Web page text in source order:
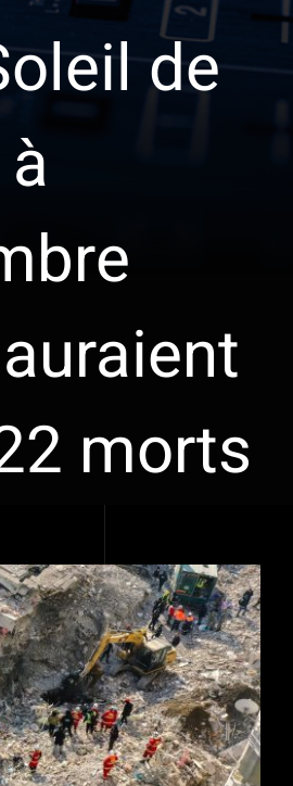
de
morts